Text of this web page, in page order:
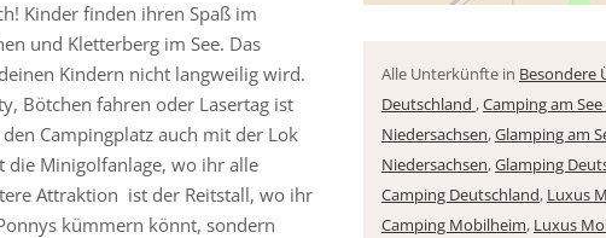
Kinder finden ihren Spaß im
und Kletterberg im See. Das
Kindern nicht langweilig wird.
Bötchen fahren oder Lasertag ist
Campingplatz auch mit der Lok
die Minigolfanlage, wo ihr alle
Attraktion ist der Reitstall, wo ihr
kümmern könnt, sondern
Alle Unterkünfte in Besondere
Deutschland ,Camping am
Niedersachsen,Glamping am
Niedersachsen,Glamping
Camping Deutschland, Luxus
Camping Mobilheim, Luxus
Vielen Dank für das Abonnieren unseres Newsletters.